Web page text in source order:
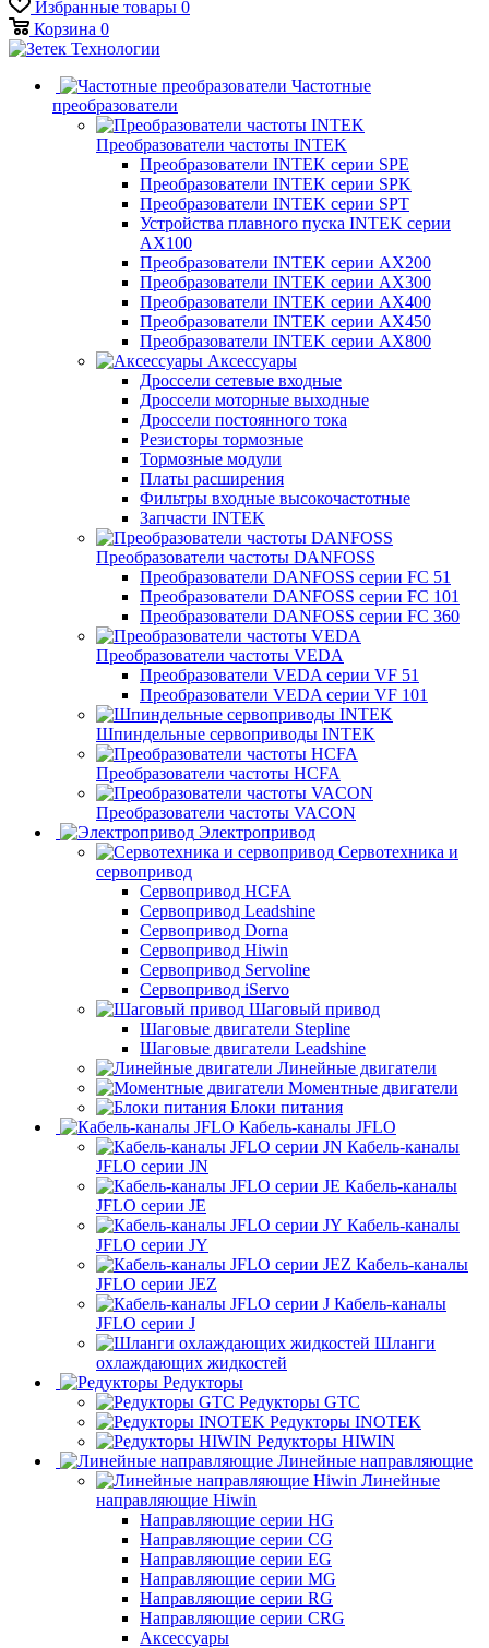
Избранные товары 0
Корзина 0
Частотные
преобразователи
Преобразователи частоты INTEK
Преобразователи INTEK серии SPE
Преобразователи INTEK серии SPK
Преобразователи INTEK серии SPT
Устройства плавного пуска INTEK серии
AX100
Преобразователи INTEK серии AX200
Преобразователи INTEK серии AX300
Преобразователи INTEK серии AX400
Преобразователи INTEK серии AX450
Преобразователи INTEK серии AX800
Аксессуары
Дроссели сетевые входные
Дроссели моторные выходные
Дроссели постоянного тока
Резисторы тормозные
Тормозные модули
Платы расширения
Фильтры входные высокочастотные
Запчасти INTEK
Преобразователи частоты DANFOSS
Преобразователи DANFOSS серии FC 51
Преобразователи DANFOSS серии FC 101
Преобразователи DANFOSS серии FC 360
Преобразователи частоты VEDA
Преобразователи VEDA серии VF 51
Преобразователи VEDA серии VF 101
Шпиндельные сервоприводы INTEK
Преобразователи частоты HCFA
Преобразователи частоты VACON
Электропривод
Сервотехника и
сервопривод
Сервопривод HCFA
Сервопривод Leadshine
Сервопривод Dorna
Сервопривод Hiwin
Сервопривод Servoline
Сервопривод iServo
Шаговый привод
Шаговые двигатели Stepline
Шаговые двигатели Leadshine
Линейные двигатели
Моментные двигатели
Блоки питания
Кабель-каналы JFLO
Кабель-каналы
JFLO серии JN
Кабель-каналы
JFLO серии JE
Кабель-каналы
JFLO серии JY
Кабель-каналы
JFLO серии JEZ
Кабель-каналы
JFLO серии J
Шланги
охлаждающих жидкостей
Редукторы
Редукторы GTC
Редукторы INOTEK
Редукторы HIWIN
Линейные направляющие
Линейные
направляющие Hiwin
Направляющие серии HG
Направляющие серии CG
Направляющие серии EG
Направляющие серии MG
Направляющие серии RG
Направляющие серии CRG
Аксессуары